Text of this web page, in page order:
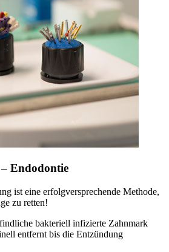
Endodontie
ist eine erfolgversprechende Methode,
zu retten!
bakteriell infizierte Zahnmark
entfernt bis die Entzündung